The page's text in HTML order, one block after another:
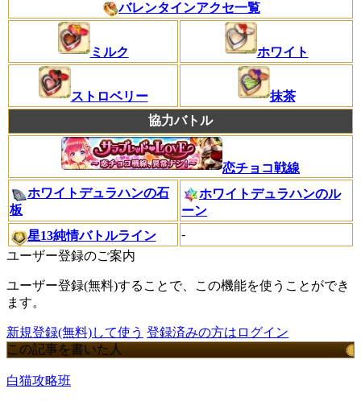
バレンタインアクセ一覧
ミルク ホワイト
ストロベリー
抹茶
協力バトル
恋チョコ戦線
ホワイトデュラハンの石
板
ホワイトデュラハンのル
ーン
星13純情バトルライン
-
ユーザー登録のご案内
ユーザー登録(無料)することで、この機能を使うことができ
ます。
新規登録(無料)して使う 登録済みの方はログイン
この記事を書いた人
白猫攻略班